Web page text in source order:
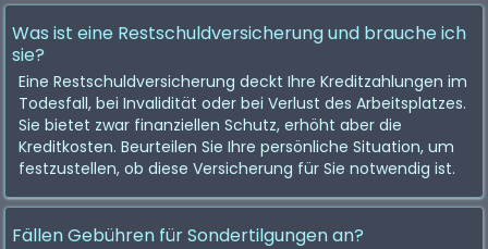
Was ist eine Restschuldversicherung und brauche ich
sie?
Eine Restschuldversicherung deckt Ihre Kreditzahlungen im
Todesfall, bei Invalidität oder bei Verlust des Arbeitsplatzes.
Sie bietet zwar finanziellen Schutz, erhöht aber die
Kreditkosten. Beurteilen Sie Ihre persönliche Situation, um
festzustellen, ob diese Versicherung für Sie notwendig ist.
Fällen Gebühren für Sondertilgungen an?